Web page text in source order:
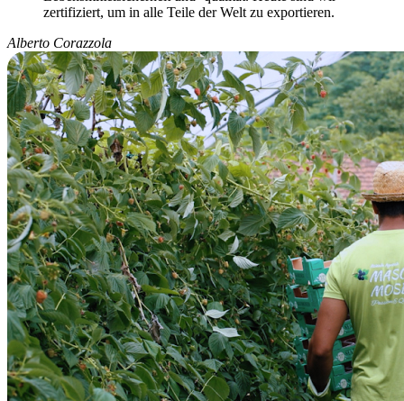
zertifiziert, um in alle Teile der Welt zu exportieren.
Alberto Corazzola